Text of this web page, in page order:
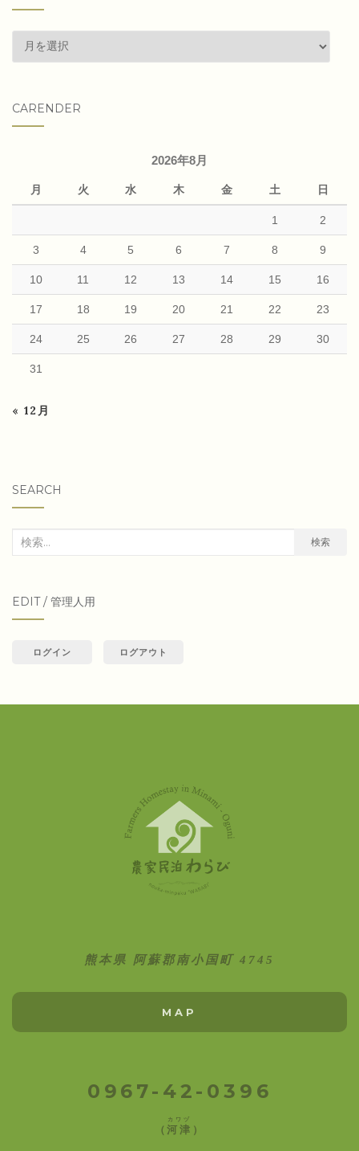
past
articles
CARENDER
2026年8月
月 火 水 木 金 土 日
1 2
3 4 5 6 7 8 9
10 11 12 13 14 15 16
17 18 19 20 21 22 23
24 25 26 27 28 29 30
31
« 12月
SEARCH
検
象:
検索
EDIT / 管理人用
ログイン ログアウト
熊本県 阿蘇郡南小国町 4745
MAP
0967-42-0396
（河津
カワヅ
）